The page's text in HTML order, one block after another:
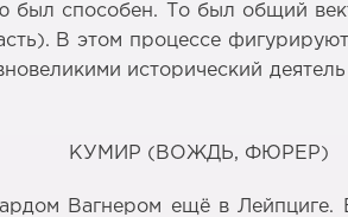
был способен. То был общий
В этом процессе
исторический
КУМИР (ВОЖДЬ, ФЮРЕР)
Вагнером ещё в